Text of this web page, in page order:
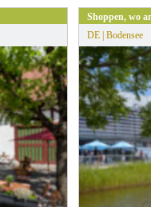
Shoppen, wo
DE | Bodensee